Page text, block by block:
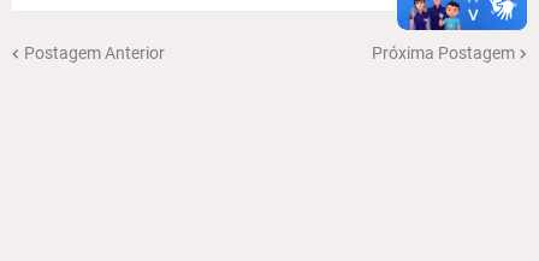
Postagem Anterior Próxima Postagem